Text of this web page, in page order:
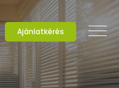
Ajánlatkérés